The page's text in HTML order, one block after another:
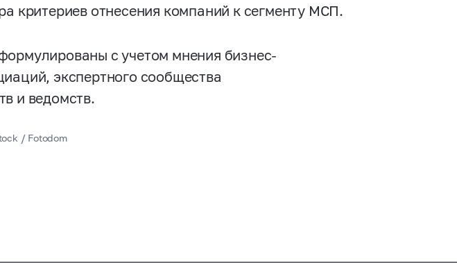
критериев отнесения компаний к сегменту МСП.
с учетом мнения бизнес-
экспертного сообщества
и ведомств.
/ Fotodom